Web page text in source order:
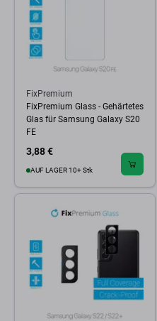
FixPremium
FixPremium Glass - Gehärtetes
Glas für Samsung Galaxy S20
FE
3,88 €
AUF LAGER 10+ Stk